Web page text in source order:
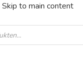
Skip to main content